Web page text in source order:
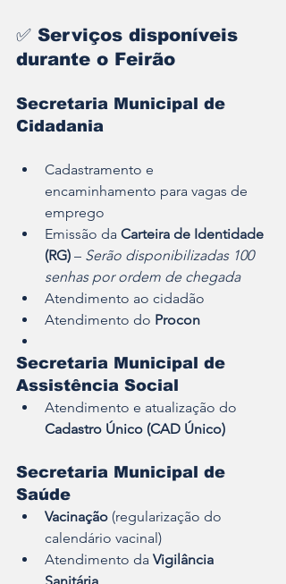
✅ Serviços disponíveis
durante o Feirão
Secretaria Municipal de
Cidadania
Cadastramento e
encaminhamento para vagas de
emprego
Emissão da Carteira de Identidade
(RG) – Serão disponibilizadas 100
senhas por ordem de chegada
Atendimento ao cidadão
Atendimento do Procon
Secretaria Municipal de
Assistência Social
Atendimento e atualização do
Cadastro Único (CAD Único)
Secretaria Municipal de
Saúde
Vacinação (regularização do
calendário vacinal)
Atendimento da Vigilância